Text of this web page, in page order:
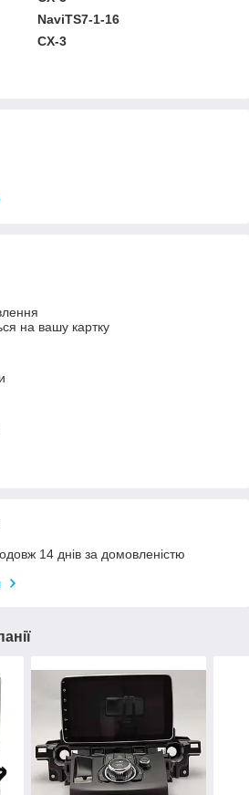
NaviTS7-1-16
CX-3
на вашу картку
14 днів за домовленістю